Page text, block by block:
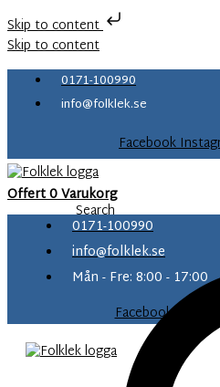
Skip to content
Skip to content
0171-100990
info@folklek.se
Facebook
Offert0Varukorg
Search
0171-100990
info@folklek.se
Mån - Fre: 8:00 - 17:00
Facebook-f